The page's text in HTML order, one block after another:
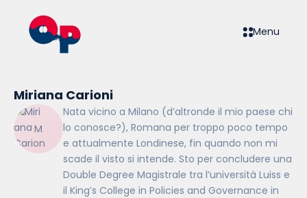
Menu
Miriana Carioni
Nata vicino a Milano (d’altronde il mio paese chi
lo conosce?), Romana per troppo poco tempo
e attualmente Londinese, fin quando non mi
scade il visto si intende. Sto per concludere una
Double Degree Magistrale tra l’università Luiss e
il King’s College in Policies and Governance in